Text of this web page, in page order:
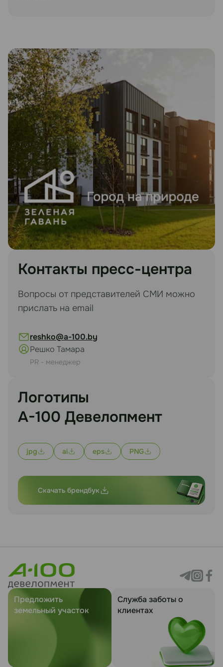
Контакты пресс-центра
Вопросы от представителей СМИ можно
прислать на email
reshko@a-100.by
Решко Тамара
PR - менеджер
Логотипы
А-100 Девелопмент
jpg ai eps PNG
Скачать брендбук
Предложить
земельный участок
Служба заботы о
клиентах